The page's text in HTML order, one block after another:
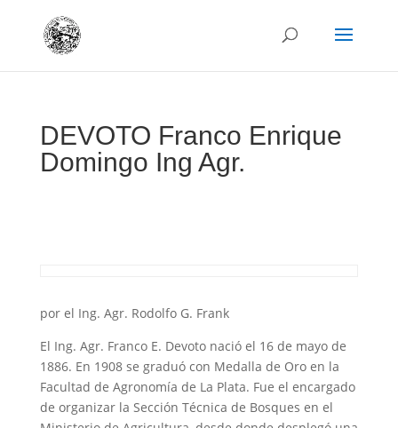
DEVOTO Franco Enrique
Domingo Ing Agr.
por el Ing. Agr. Rodolfo G. Frank
El Ing. Agr. Franco E. Devoto nació el 16 de mayo de
1886. En 1908 se graduó con Medalla de Oro en la
Facultad de Agronomía de La Plata. Fue el encargado
de organizar la Sección Técnica de Bosques en el